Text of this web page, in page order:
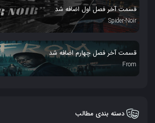
قسمت آخر فصل اول اضافه شد
Spider-Noir
قسمت آخر فصل چهارم اضافه شد
From
دسته بندی مطالب